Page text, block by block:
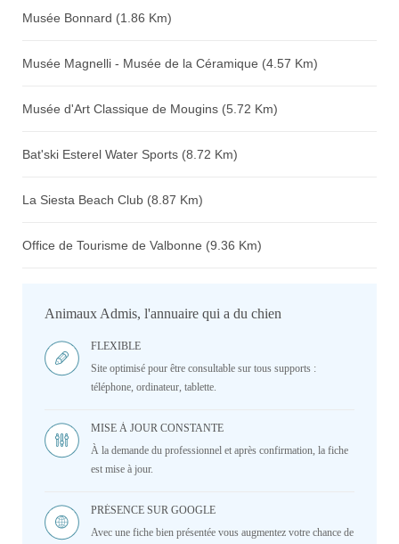
Musée Bonnard (1.86 Km)
Musée Magnelli - Musée de la Céramique (4.57 Km)
Musée d'Art Classique de Mougins (5.72 Km)
Bat'ski Esterel Water Sports (8.72 Km)
La Siesta Beach Club (8.87 Km)
Office de Tourisme de Valbonne (9.36 Km)
Animaux Admis, l'annuaire qui a du chien
FLEXIBLE
Site optimisé pour être consultable sur tous supports :
téléphone, ordinateur, tablette.
MISE À JOUR CONSTANTE
À la demande du professionnel et après confirmation, la fiche
est mise à jour.
PRÉSENCE SUR GOOGLE
Avec une fiche bien présentée vous augmentez votre chance de